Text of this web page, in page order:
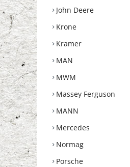
John Deere
Krone
Kramer
MAN
MWM
Massey Ferguson
MANN
Mercedes
Normag
Porsche